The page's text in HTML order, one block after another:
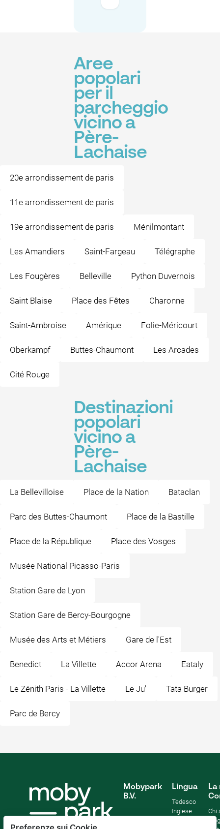
Aree
popolari
per il
parcheggio
vicino a
Père-
Lachaise
20e arrondissement de paris
11e arrondissement de paris
19e arrondissement de paris Ménilmontant
Les Amandiers Saint-Fargeau Télégraphe
Les Fougères Belleville Python Duvernois
Saint Blaise Place des Fêtes Charonne
Saint-Ambroise Amérique Folie-Méricourt
Oberkampf Buttes-Chaumont Les Arcades
Cité Rouge
Destinazioni
popolari
vicino a
Père-
Lachaise
La Bellevilloise Place de la Nation Bataclan
Parc des Buttes-Chaumont Place de la Bastille
Place de la République Place des Vosges
Musée National Picasso-Paris
Station Gare de Lyon
Station Gare de Bercy-Bourgogne
Musée des Arts et Métiers Gare de l'Est
Benedict La Villette Accor Arena Eataly
Le Zénith Paris - La Villette Le Ju' Tata Burger
Parc de Bercy
Mobypark
B.V.
Lingua
Tedesco
Inglese
La
Chi
Blog